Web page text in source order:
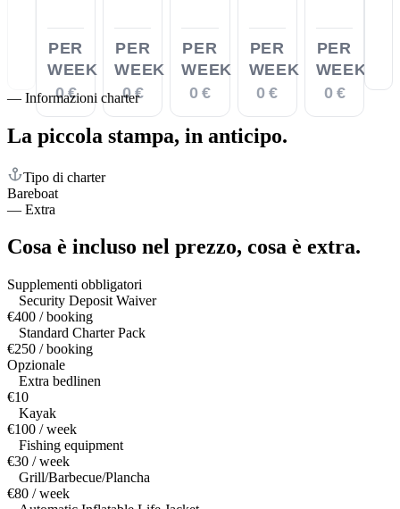
PER
WEEK
0 €
PER
WEEK
0 €
PER
WEEK
0 €
PER
WEEK
0 €
PER
WEEK
0 €
— Informazioni charter
La piccola stampa, in anticipo.
Tipo di charter
Bareboat
— Extra
Cosa è incluso nel prezzo, cosa è extra.
Supplementi obbligatori
Security Deposit Waiver
€400 / booking
Standard Charter Pack
€250 / booking
Opzionale
Extra bedlinen
€10
Kayak
€100 / week
Fishing equipment
€30 / week
Grill/Barbecue/Plancha
€80 / week